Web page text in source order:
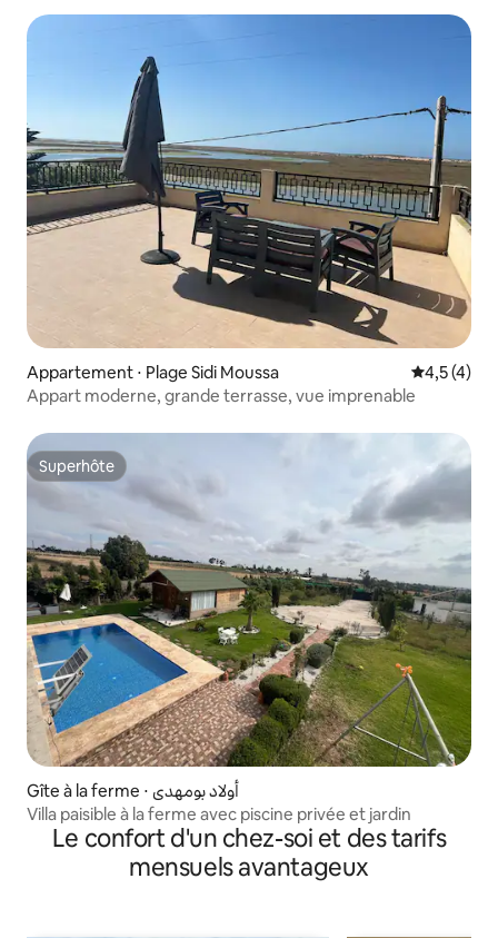
Appartement ⋅ Plage Sidi Moussa Évaluation
4,5 (4)
Appart moderne, grande terrasse, vue imprenable
Superhôte
Superhôte
Gîte à la ferme ⋅ أولاد بومهدي
Villa paisible à la ferme avec piscine privée et jardin
Le confort d'un chez-soi et des tarifs
mensuels avantageux